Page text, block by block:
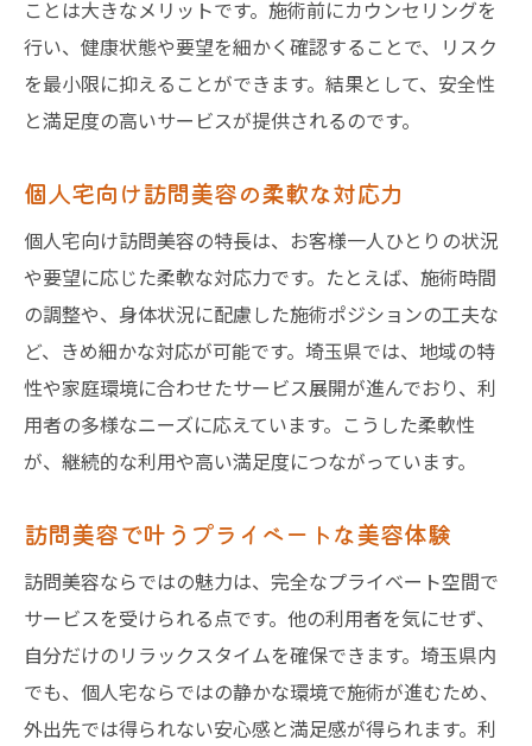
ことは大きなメリットです。施術前にカウンセリングを
行い、健康状態や要望を細かく確認することで、リスク
を最小限に抑えることができます。結果として、安全性
と満足度の高いサービスが提供されるのです。
個人宅向け訪問美容の柔軟な対応力
個人宅向け訪問美容の特長は、お客様一人ひとりの状況
や要望に応じた柔軟な対応力です。たとえば、施術時間
の調整や、身体状況に配慮した施術ポジションの工夫な
ど、きめ細かな対応が可能です。埼玉県では、地域の特
性や家庭環境に合わせたサービス展開が進んでおり、利
用者の多様なニーズに応えています。こうした柔軟性
が、継続的な利用や高い満足度につながっています。
訪問美容で叶うプライベートな美容体験
訪問美容ならではの魅力は、完全なプライベート空間で
サービスを受けられる点です。他の利用者を気にせず、
自分だけのリラックスタイムを確保できます。埼玉県内
でも、個人宅ならではの静かな環境で施術が進むため、
外出先では得られない安心感と満足感が得られます。利